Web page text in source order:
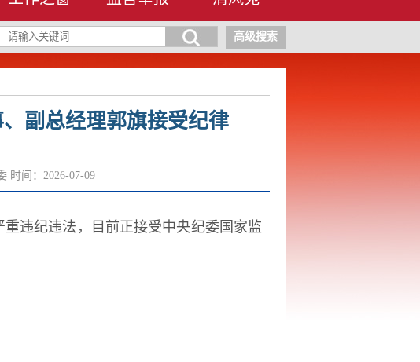
高级搜索
副总经理郭旗接受纪律
时间：2026-07-09
违纪违法，目前正接受中央纪委国家监